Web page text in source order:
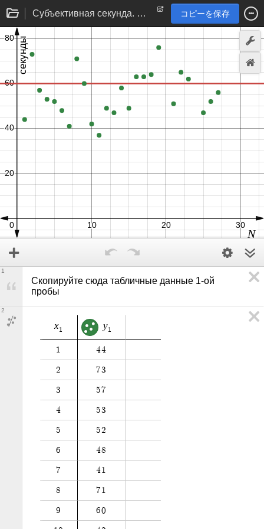
Субъективная секунда. Выборка по 25 замерам コピーを保存
Скопируйте сюда табличные данные 1-ой
пробы
1
x1 y1
1 44
2 73
3 57
4 53
5 52
6 48
7 41
8 7 1
9 60
2